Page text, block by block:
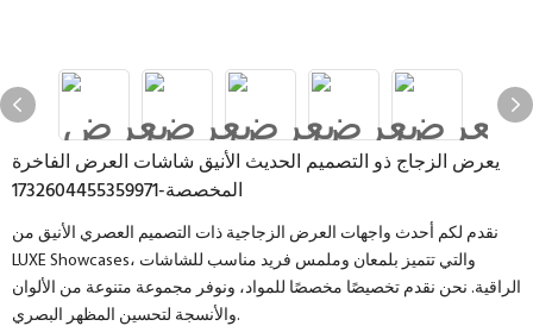
يعرض الزجاج ذو التصميم الحديث الأنيق شاشات العرض الفاخرة
المخصصة-1732604455359971
نقدم لكم أحدث واجهات العرض الزجاجية ذات التصميم العصري الأنيق من
LUXE Showcases، والتي تتميز بلمعان وملمس فريد مناسب للشاشات
الراقية. نحن نقدم تخصيصًا مخصصًا للمواد، ونوفر مجموعة متنوعة من الألوان
والأنسجة لتحسين المظهر البصري.